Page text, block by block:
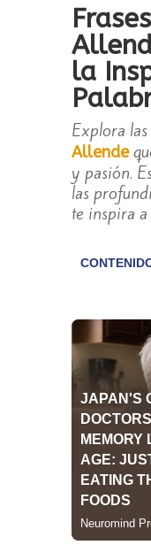
la
Explora
Allende
y pasión.
las
te inspira a